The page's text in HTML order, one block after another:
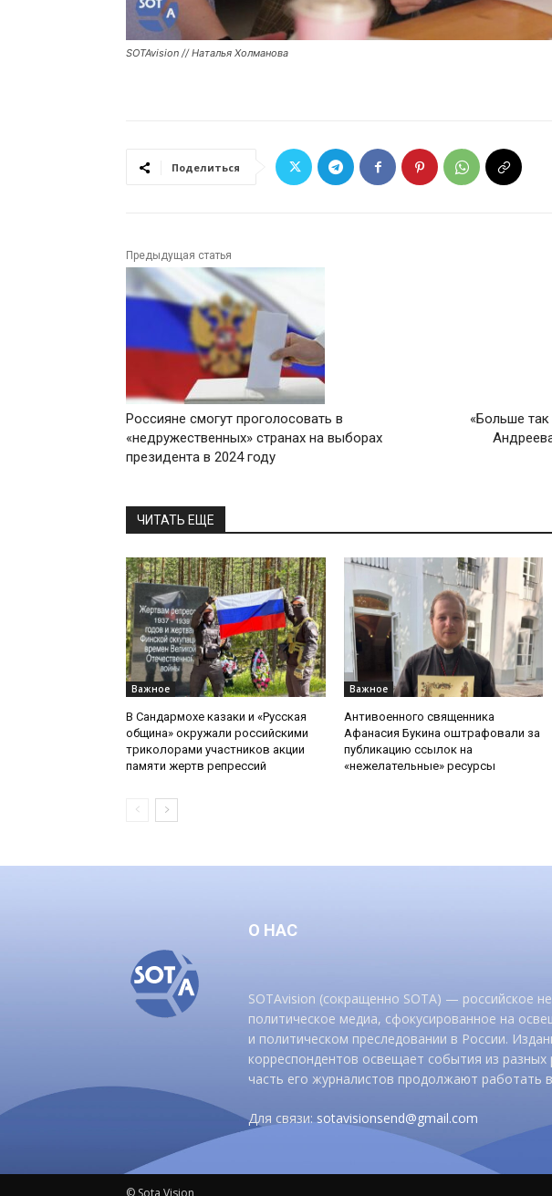
SOTAvision // Наталья Холманова
Поделиться
Предыдущая статья
Россияне смогут проголосовать в
«недружественных» странах на выборах
президента в 2024 году
«Больше
ЧИТАТЬ ЕЩЕ
Важное
В Сандармохе казаки и «Русская
община» окружали российскими
триколорами участников акции
памяти жертв репрессий
Важное
Антивоенного священника
Афанасия Букина оштрафовали за
публикацию ссылок на
«нежелательные» ресурсы
О НАС
SOTAvision (сокращенно SOTA) — российское
политическое медиа, сфокусированное на
и политическом преследовании в России.
корреспондентов освещает события из
часть его журналистов продолжают работать
Для связи:sotavisionsend@gmail.com